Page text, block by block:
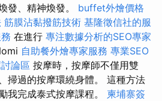
發、精神煥發。 buffet外燴價格
筋膜沾黏撥筋技術 基隆徵信社的服
在進行 專注數據分析的SEO專家
自助餐外燴專家服務 專業SEO
論區 按摩時，按摩師不僅用雙
掃過的按摩環繞身體。 這種方法
我完成泰式按摩課程。 柬埔寨簽